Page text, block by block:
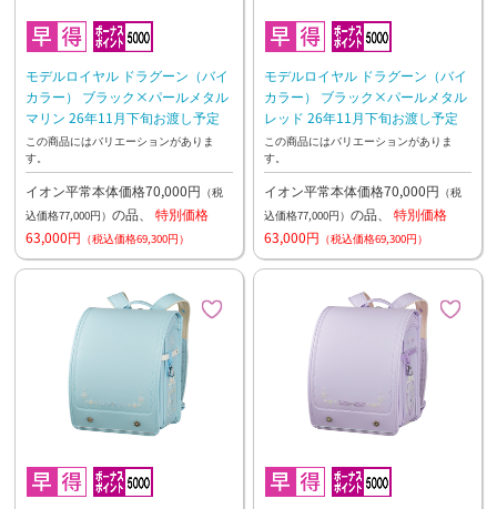
モデルロイヤル ドラグーン（バイ
カラー） ブラック×パールメタル
マリン 26年11月下旬お渡し予定
この商品にはバリエーションがありま
す。
イオン平常本体価格70,000円 （税
込価格77,000円） の品、 特別価格
63,000円 （税込価格69,300円）
モデルロイヤル ドラグーン（バイ
カラー） ブラック×パールメタル
レッド 26年11月下旬お渡し予定
この商品にはバリエーションがありま
す。
イオン平常本体価格70,000円 （税
込価格77,000円） の品、 特別価格
63,000円 （税込価格69,300円）